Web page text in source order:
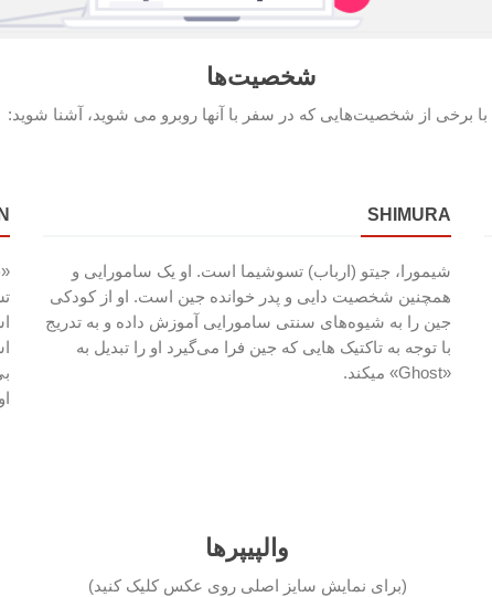
شخصیت‌ها
با برخی از شخصیت‌هایی که در سفر با آنها روبرو می شوید، آشنا شوید:
SHIMURA
شیمورا، جیتو (ارباب) تسوشیما است. او یک سامورایی و
همچنین شخصیت دایی و پدر خوانده جین است. او از کودکی
جین را به شیوه‌های سنتی سامورایی آموزش داده و به تدریج
با توجه به تاکتیک هایی که جین فرا می‌گیرد او را تبدیل به
«Ghost» میکند.
والپیپرها
(برای نمایش سایز اصلی روی عکس کلیک کنید)